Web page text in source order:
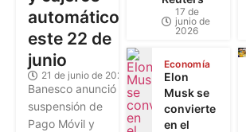
automáticos
este 22 de
junio
21 de junio de 2026
Banesco anunció la
suspensión de
Pago Móvil y
17 de
junio de
2026
Economía
Elon
Musk se
convierte
en el